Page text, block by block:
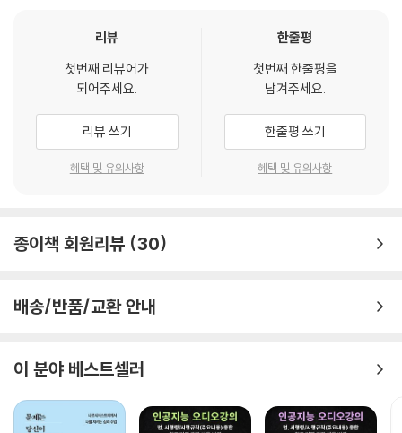
101 시간은 헤라클레스의 몽둥이보다 강하다 221
102 지식은 무기이고 용기는 방아쇠다 223
103 비밀이 없는 자는 누구나 읽는 전단지다 225
105 지능은 설계하고 근면은 집행한다 229
106 격정의 노예가 되지 마라 231
107 상상력은 당신을 높이는 왕관이거나 매질하는 채찍이다 233
110 비둘기의 순수함만으로는 험한 세상을 버틸 수 없다 239
111 상황에 지배당하지 말고 상황을 지배하라 2441
113 세공되지 않은 재능은 그저 돌덩이일 뿐이다 245
116 시대를 탓하며 주저앉지 말고 그 흐름에 올라타라 251
118 인생이라는 장엄한 연극의 마침표는 결국 인격이다 255
“손잡이가 달린 컵은 누구나 휘두를 수 있다” - 당신은 손잡이가 있는 인
이 책은 묻는다. 왜 당신의 호의는 권리가 되고, 당신의 솔직함은 약점이 되
는가? 그라시안은 단호하게 말한다. “손잡이가 없는 인간이 되라.” 상대가
당신을 제멋대로 휘두를 수 있는 약점을 내주지 말라는 것이다.
실력이다.
본서는 단순히 읽는 책을 넘어, 소유하는 행위 자체가 ‘지적 자아 브랜딩’이
되는 2026년의 ‘텍스트 힙’ 트렌드를 완벽히 반영했다.
무례한 세상에 맨몸으로 서 있는 기분이라면, 이 책이라는 ‘갑옷’을 입어라.
리뷰
첫번째 리뷰어가
되어주세요.
리뷰 쓰기
혜택 및 유의사항
한줄평
첫번째 한줄평을
남겨주세요.
한줄평 쓰기
혜택 및 유의사항
종이책 회원리뷰 30
배송/반품/교환 안내
이 분야 베스트셀러